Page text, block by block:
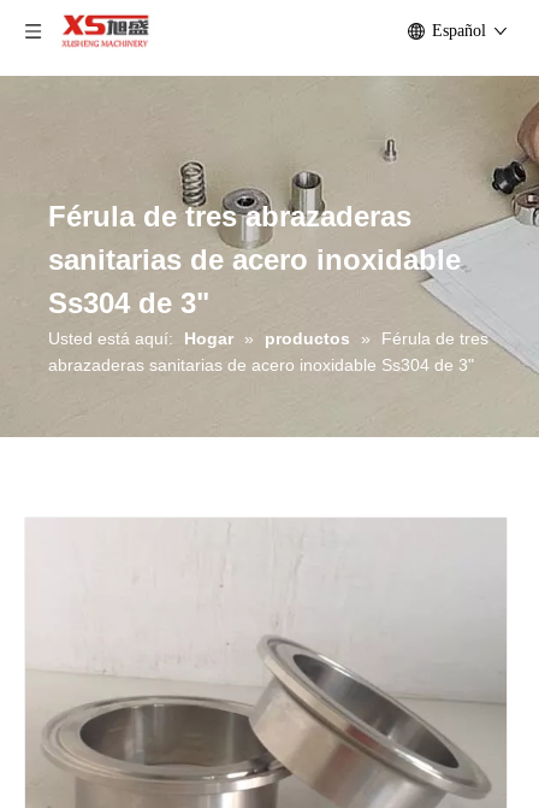
Español
Férula de tres abrazaderas
sanitarias de acero inoxidable
Ss304 de 3"
Usted está aquí: Hogar » productos »
Férula de tres
abrazaderas sanitarias de acero inoxidable Ss304 de 3"